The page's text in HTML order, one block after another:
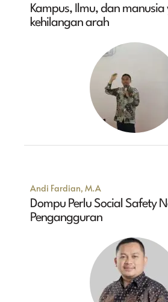
Kampus, Ilmu, dan
kehilangan arah
Andi Fardian, M.A
Dompu Perlu Social Safety
Pengangguran